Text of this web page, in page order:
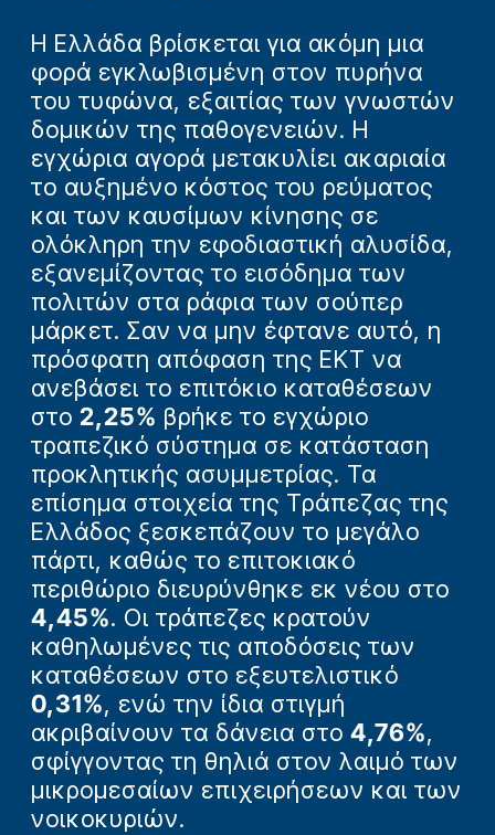
Η Ελλάδα βρίσκεται για ακόμη μια
φορά εγκλωβισμένη στον πυρήνα
του τυφώνα, εξαιτίας των γνωστών
δομικών της παθογενειών. Η
εγχώρια αγορά μετακυλίει ακαριαία
το αυξημένο κόστος του ρεύματος
και των καυσίμων κίνησης σε
ολόκληρη την εφοδιαστική αλυσίδα,
εξανεμίζοντας το εισόδημα των
πολιτών στα ράφια των σούπερ
μάρκετ. Σαν να μην έφτανε αυτό, η
πρόσφατη απόφαση της ΕΚΤ να
ανεβάσει το επιτόκιο καταθέσεων
στο 2,25% βρήκε το εγχώριο
τραπεζικό σύστημα σε κατάσταση
προκλητικής ασυμμετρίας. Τα
επίσημα στοιχεία της Τράπεζας της
Ελλάδος ξεσκεπάζουν το μεγάλο
πάρτι, καθώς το επιτοκιακό
περιθώριο διευρύνθηκε εκ νέου στο
4,45%. Οι τράπεζες κρατούν
καθηλωμένες τις αποδόσεις των
καταθέσεων στο εξευτελιστικό
0,31%, ενώ την ίδια στιγμή
ακριβαίνουν τα δάνεια στο 4,76%,
σφίγγοντας τη θηλιά στον λαιμό των
μικρομεσαίων επιχειρήσεων και των
νοικοκυριών.